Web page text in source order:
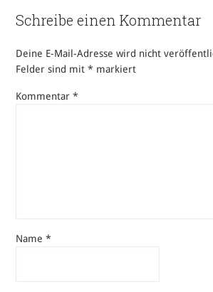
Schreibe einen Kommentar
Deine E-Mail-Adresse wird nicht
Felder sind mit* markiert
Kommentar*
Name*